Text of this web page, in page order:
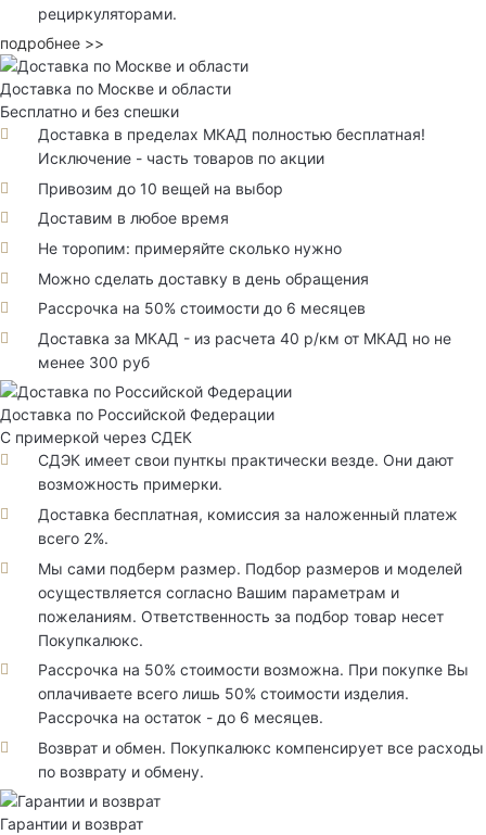
рециркуляторами.
подробнее >>
Доставка по Москве и области
Бесплатно и без спешки
Доставка в пределах МКАД полностью бесплатная!
Исключение - часть товаров по акции
Привозим до 10 вещей на выбор
Доставим в любое время
Не торопим: примеряйте сколько нужно
Можно сделать доставку в день обращения
Рассрочка на 50% стоимости до 6 месяцев
Доставка за МКАД - из расчета 40 р/км от МКАД но не
менее 300 руб
Доставка по Российской Федерации
С примеркой через СДЕК
СДЭК имеет свои пунткы практически везде. Они дают
возможность примерки.
Доставка бесплатная, комиссия за наложенный платеж
всего 2%.
Мы сами подберм размер. Подбор размеров и моделей
осуществляется согласно Вашим параметрам и
пожеланиям. Ответственность за подбор товар несет
Покупкалюкс.
Рассрочка на 50% стоимости возможна. При покупке Вы
оплачиваете всего лишь 50% стоимости изделия.
Рассрочка на остаток - до 6 месяцев.
Возврат и обмен. Покупкалюкс компенсирует все расходы
по возврату и обмену.
Гарантии и возврат